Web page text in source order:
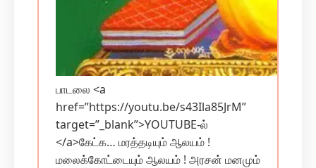
பாடலை <a
href=”https://youtu.be/s43Ila85JrM”
target=”_blank”>YOUTUBE-ல்
</a>கேட்க… மரத்தடியும் ஆலயம் !
மலைக்கோட்டையும் ஆலயம் ! அரசன் மனமும்